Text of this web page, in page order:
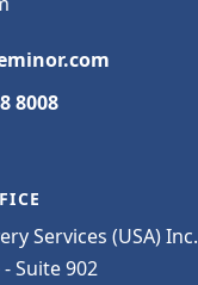
8008
Services (USA) Inc.
Suite 902